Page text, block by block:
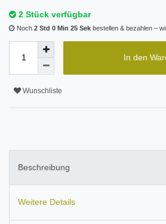
2 Stück verfügbar
Noch 2 Std 0 Min 25 Sek bestellen & bezahlen –
In den
Wunschliste
Beschreibung
Weitere Details